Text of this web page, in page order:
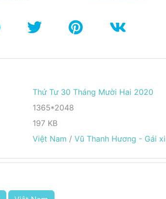
Thứ Tư 30 Tháng Mười Hai 2020
1365*2048
197 KB
Việt Nam / Vũ Thanh Hương - Gái